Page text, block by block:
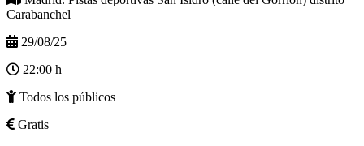
Carabanchel
29/08/25
22:00 h
Todos los públicos
Gratis